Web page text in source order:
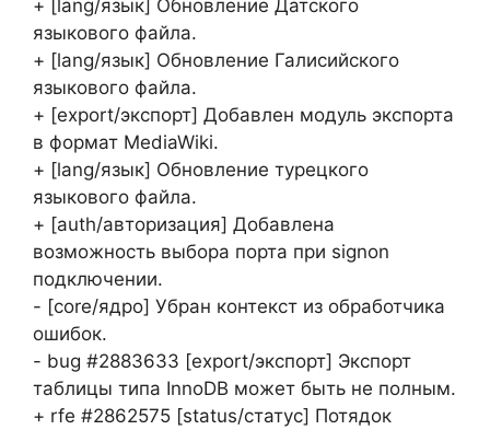
+ [lang/язык] Обновление Датского
языкового файла.
+ [lang/язык] Обновление Галисийского
языкового файла.
+ [export/экспорт] Добавлен модуль экспорта
в формат MediaWiki.
+ [lang/язык] Обновление турецкого
языкового файла.
+ [auth/авторизация] Добавлена
возможность выбора порта при signon
подключении.
- [core/ядро] Убран контекст из обработчика
ошибок.
- bug #2883633 [export/экспорт] Экспорт
таблицы типа InnoDB может быть не полным.
+ rfe #2862575 [status/статус] Потядок